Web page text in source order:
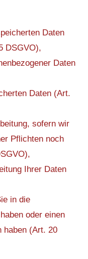
Daten
DSGVO),
Daten
Daten (Art.
sofern wir
Pflichten noch
Ihrer Daten
in die
oder einen
haben (Art. 20